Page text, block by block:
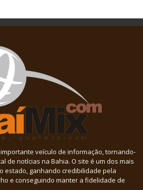
veículo de informação, tornando-
de notícias na Bahia. O site é um dos mais
estado, ganhando credibilidade pela
e conseguindo manter a fidelidade de